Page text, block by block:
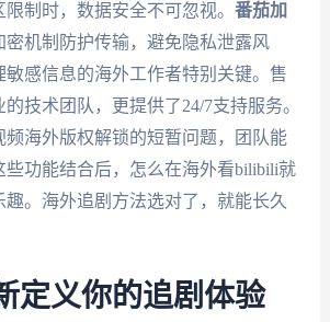
制时，数据安全不可忽视。 番茄加
密机制防护传输，避免隐私泄露风
敏感信息的海外工作者特别关键。售
技术团队，更提供了24/7支持服务。
频海外版权解锁的短暂问题，团队能
些功能结合后，怎么在海外看bilibili就
趣。海外追剧方法选对了，就能长久
定义你的追剧体验